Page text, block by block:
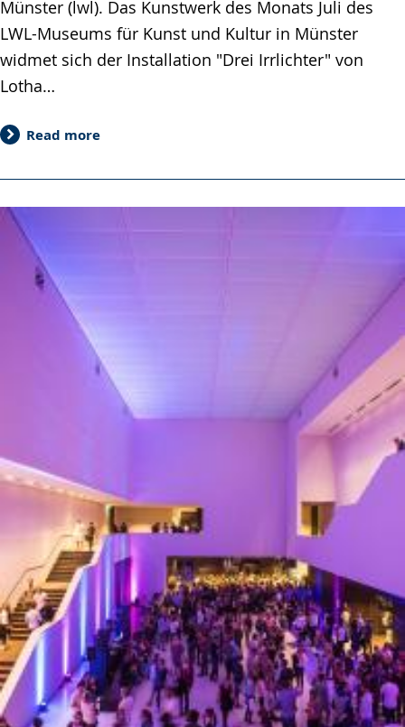
Münster (lwl). Das Kunstwerk des Monats Juli des
LWL-Museums für Kunst und Kultur in Münster
widmet sich der Installation "Drei Irrlichter" von
Lotha…
Read more